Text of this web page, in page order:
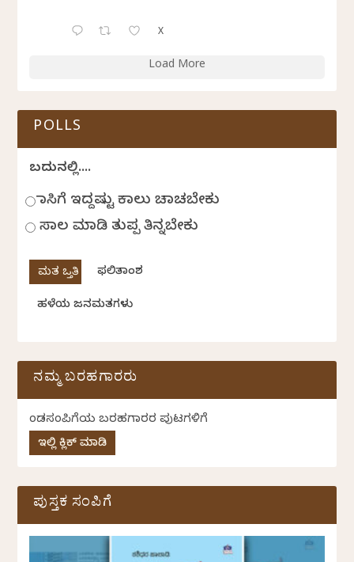
X
Load More
POLLS
ಬದುಕಿನಲ್ಲಿ....
ಹಾಸಿಗೆ ಇದ್ದಷ್ಟು ಕಾಲು ಚಾಚಬೇಕು
ಸಾಲ ಮಾಡಿ ತುಪ್ಪ ತಿನ್ನಬೇಕು
ಫಲಿತಾಂಶ
ಹಳೆಯ ಜನಮತಗಳು
ನಮ್ಮ ಬರಹಗಾರರು
ಕೆಂಡಸಂಪಿಗೆಯ ಬರಹಗಾರರ ಪುಟಗಳಿಗೆ
ಇಲ್ಲಿ ಕ್ಲಿಕ್ ಮಾಡಿ
ಪುಸ್ತಕ ಸಂಪಿಗೆ